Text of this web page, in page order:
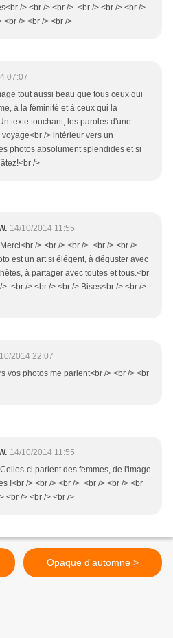
/> <br /> <br /> <br /> <br /> <br />
<br /> <br /> <br />
07:07
tout aussi beau que tous ceux qui
à la féminité et à ceux qui la
texte touchant, les paroles d'une
/> intérieur vers un
photos absolument splendides et si
/>
14/10/2014 11:55
/> <br /> <br /> <br /> <br />
est un art si élégent, à déguster avec
à partager avec toutes et tous.<br
> <br /> <br /> <br /> Bises<br /> <br />
2014 22:07
vos photos me parlent<br /> <br /> <br
14/10/2014 11:55
ci parlent des femmes, de l'image
!<br /> <br /> <br /> <br /> <br /> <br
<br /> <br /> <br />
Opaque d'automne >